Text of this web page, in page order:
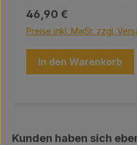
Regulärer Preis:
46,90 €
Preise inkl. MwSt. zzgl.
In den Warenkorb
Produktgalerie überspringen
Kunden haben sich